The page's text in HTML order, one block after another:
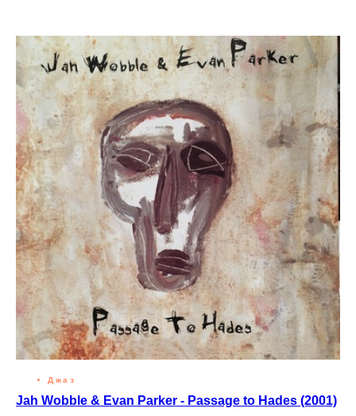
Джаз
Jah Wobble & Evan Parker - Passage to Hades (2001)